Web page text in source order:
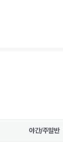
야간/주말반